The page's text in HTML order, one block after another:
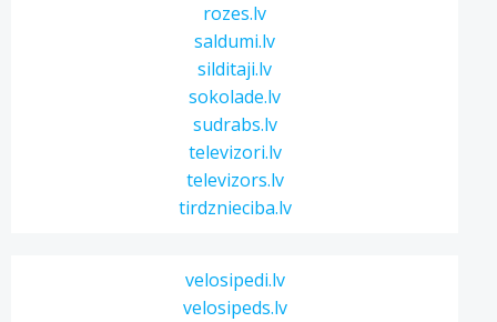
rozes.lv
saldumi.lv
silditaji.lv
sokolade.lv
sudrabs.lv
televizori.lv
televizors.lv
tirdznieciba.lv
velosipedi.lv
velosipeds.lv